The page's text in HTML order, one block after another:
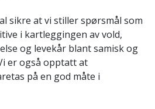
sikre at vi stiller spørsmål som
i kartleggingen av vold,
og levekår blant samisk og
er også opptatt at
på en god måte i